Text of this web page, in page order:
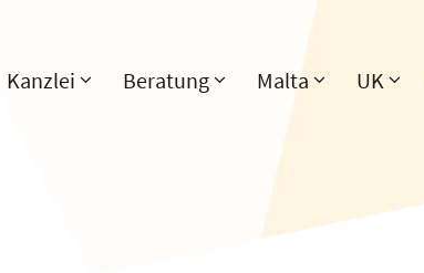
Kanzlei Beratung Malta UK